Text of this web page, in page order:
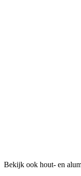
Bekijk ook hout- en